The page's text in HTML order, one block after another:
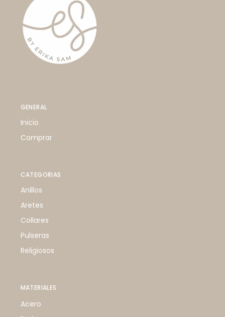
GENERAL
Inicio
Comprar
CATEGORIAS
Anillos
Aretes
Collares
Pulseras
Religiosos
MATERIALES
Acero